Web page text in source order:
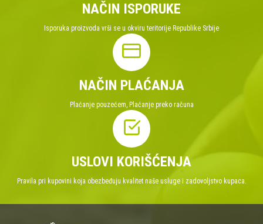
NAČIN ISPORUKE
Isporuka proizvoda vrši se u okviru teritorije Republike Srbije
NAČIN PLAĆANJA
Plaćanje pouzećem, Plaćanje preko računa
USLOVI KORIŠĆENJA
Pravila pri kupovini koja obezbeđuju kvalitet naše usluge i zadovoljstvo kupaca.